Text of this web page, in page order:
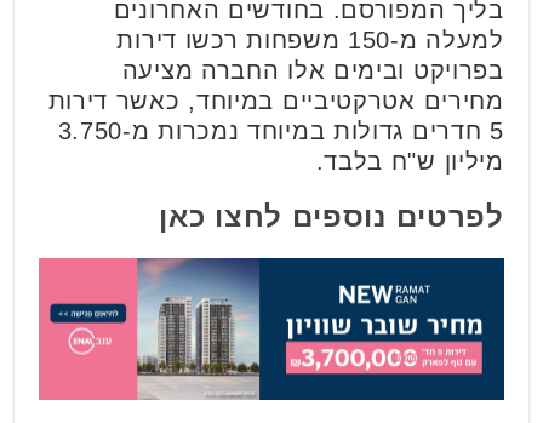
בליך המפורסם. בחודשים האחרונים
למעלה מ-150 משפחות רכשו דירות
בפרויקט ובימים אלו החברה מציעה
מחירים אטרקטיביים במיוחד, כאשר דירות
5 חדרים גדולות במיוחד נמכרות מ-3.750
מיליון ש"ח בלבד.
לפרטים נוספים לחצו כאן